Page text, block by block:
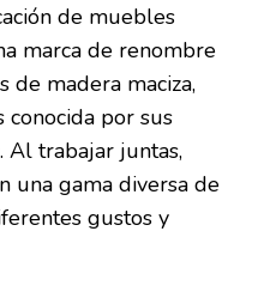
de muebles
marca de renombre
de madera maciza,
conocida por sus
Al trabajar juntas,
una gama diversa de
gustos y